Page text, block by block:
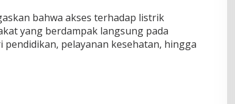
bahwa akses terhadap listrik
yang berdampak langsung pada
pelayanan kesehatan, hingga